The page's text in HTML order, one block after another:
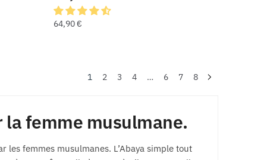
64,90€
1 2 3 4 … 6 7 8
la femme musulmane.
les femmes musulmanes. L’Abaya simple tout